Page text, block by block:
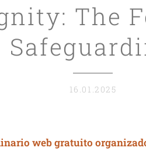
The
16.01.2025
web gratuito